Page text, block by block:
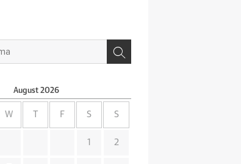
August 2026
W F S S
1 2